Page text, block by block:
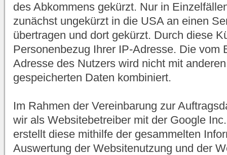
des Abkommens gekürzt. Nur in
zunächst ungekürzt in die USA an einen
übertragen und dort gekürzt. Durch diese
Personenbezug Ihrer IP-Adresse. Die vom
Adresse des Nutzers wird nicht mit
gespeicherten Daten kombiniert.
Im Rahmen der Vereinbarung zur
wir als Websitebetreiber mit der Google
erstellt diese mithilfe der gesammelten
Auswertung der Websitenutzung und der